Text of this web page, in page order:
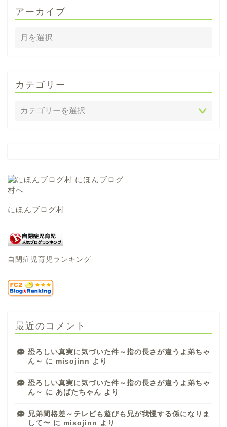
アーカイブ
カテゴリー
にほんブログ村
自閉症児育児ランキング
最近のコメント
恐ろしい真実に気づいた件～指の長さが違うよ弟ちゃ
ん～ に misojinn より
恐ろしい真実に気づいた件～指の長さが違うよ弟ちゃ
ん～ に あばたちゃん より
兄弟間格差～テレビも遊びも兄が我慢する係になりま
して〜 に misojinn より